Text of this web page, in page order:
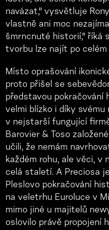
navázat," vysvětluje
vlastně ani moc
šmrncnuté historií," říká
tvorbu lze najít po celém
Místo oprašování
proto přišel se
představou pokračování
velmi blízko i díky svému
v nejstarší fungující
Barovier & Toso
učili, že nemám
každém rohu, ale věci, v
celá staletí. A Preciosa
Pleslovo pokračování
na veletrhu Euroluce v
mimo jiné u majitelů
oslovilo právě propojení